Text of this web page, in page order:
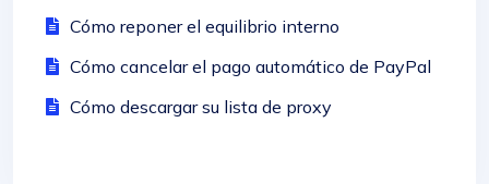
Cómo reponer el equilibrio interno
Cómo cancelar el pago automático de PayPal
Cómo descargar su lista de proxy